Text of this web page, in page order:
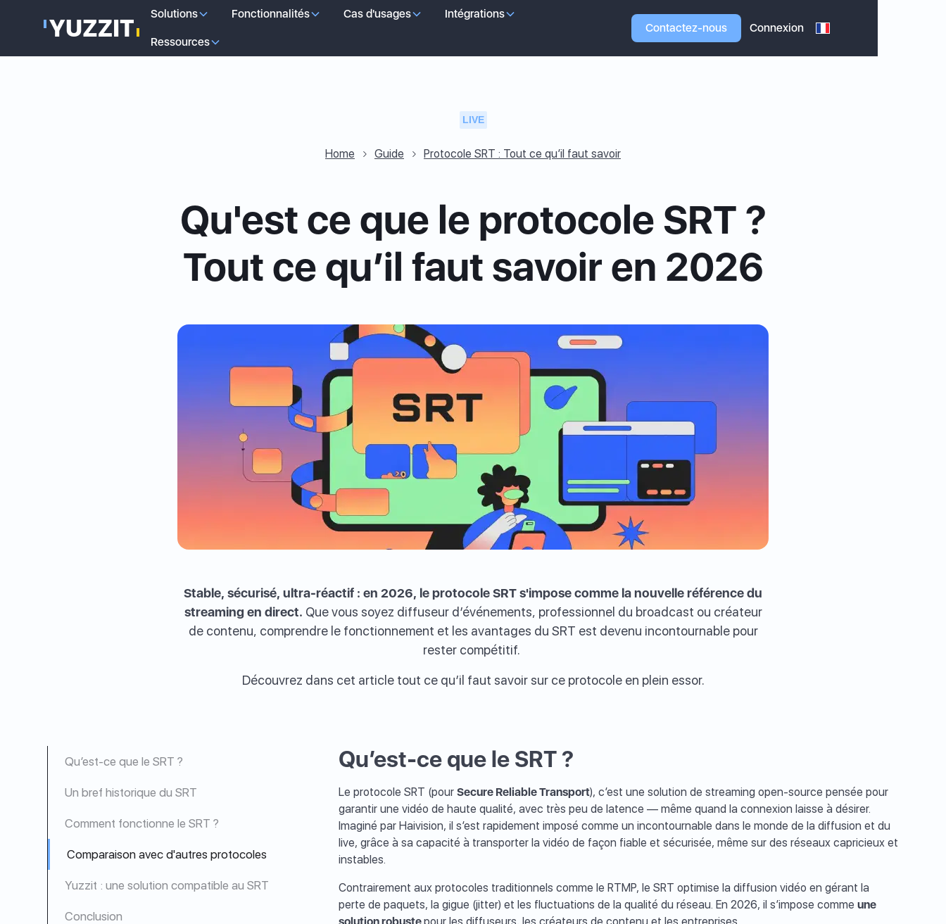
Solutions Fonctionnalités Cas d'usages Intégrations
Ressources
Contactez-nous Connexion
LIVE
Home Guide Protocole SRT : Tout ce qu’il faut savoir
Qu'est ce que le protocole SRT ?
Tout ce qu’il faut savoir en 2026
Stable, sécurisé, ultra-réactif : en 2026, le protocole SRT s'impose comme la nouvelle référence du
streaming en direct. Que vous soyez diffuseur d’événements, professionnel du broadcast ou créateur
de contenu, comprendre le fonctionnement et les avantages du SRT est devenu incontournable pour
rester compétitif.
Découvrez dans cet article tout ce qu’il faut savoir sur ce protocole en plein essor.
Qu’est-ce que le SRT ?
Un bref historique du SRT
Comment fonctionne le SRT ?
Comparaison avec d'autres protocoles
Yuzzit : une solution compatible au SRT
Conclusion
Qu’est-ce que le SRT ?
Le protocole SRT (pourSecure Reliable Transport), c’est une solution de streaming open-source pensée pour
garantir une vidéo de haute qualité, avec très peu de latence — même quand la connexion laisse à désirer.
Imaginé par Haivision, il s’est rapidement imposé comme un incontournable dans le monde de la diffusion et du
live, grâce à sa capacité à transporter la vidéo de façon fiable et sécurisée, même sur des réseaux capricieux et
instables.
Contrairement aux protocoles traditionnels comme le RTMP, le SRT optimise la diffusion vidéo en gérant la
perte de paquets, la gigue (jitter) et les fluctuations de la qualité du réseau. En 2026, il s’impose commeune